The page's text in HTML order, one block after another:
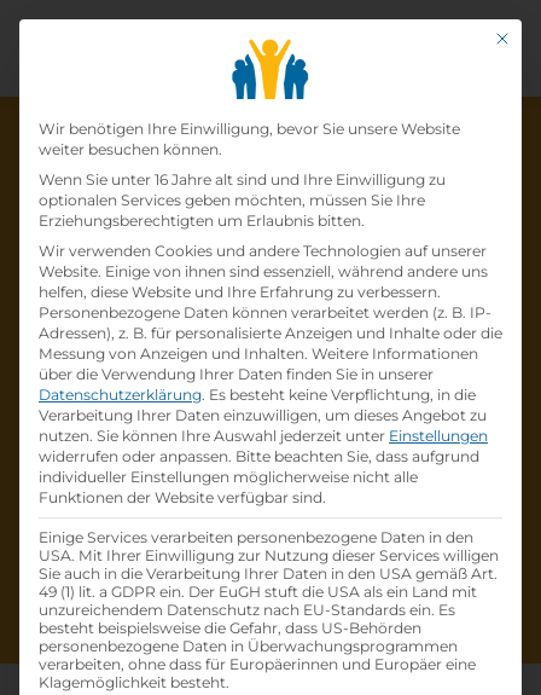
Die Lehrstelle wurde schon
besetzt!
Die LehrstelleLehre zum:zur
Einzelhandelskaufmann:Einzelhandelskauffr
au Schwerpunkt Feinkostfachverkaufbei
BILLA AGist schonbesetzt.
Firmenprofil besuchen
Andere Lehrstelle suchen
Mit
Datenschutz-
Wir benötigen Ihre Einwilligung, bevor Sie unsere Website
weiter besuchen können.
Wenn Sie unter 16 Jahre alt sind und Ihre Einwilligung zu
optionalen Services geben möchten, müssen Sie Ihre
Erziehungsberechtigten um Erlaubnis bitten.
Wir verwenden Cookies und andere Technologien auf unserer
Website. Einige von ihnen sind essenziell, während andere uns
helfen, diese Website und Ihre Erfahrung zu verbessern.
Personenbezogene Daten können verarbeitet werden (z. B. IP-
Adressen), z. B. für personalisierte Anzeigen und Inhalte oder die
Messung von Anzeigen und Inhalten. Weitere Informationen
über die Verwendung Ihrer Daten finden Sie in unserer
Datenschutzerklärung. Es besteht keine Verpflichtung, in die
Verarbeitung Ihrer Daten einzuwilligen, um dieses Angebot zu
nutzen. Sie können Ihre Auswahl jederzeit unter Einstellungen
widerrufen oder anpassen. Bitte beachten Sie, dass aufgrund
individueller Einstellungen möglicherweise nicht alle
Funktionen der Website verfügbar sind.
Einige Services verarbeiten personenbezogene Daten in den
USA. Mit Ihrer Einwilligung zur Nutzung dieser Services willigen
Sie auch in die Verarbeitung Ihrer Daten in den USA gemäß Art.
49 (1) lit. a GDPR ein. Der EuGH stuft die USA als ein Land mit
unzureichendem Datenschutz nach EU-Standards ein. Es
besteht beispielsweise die Gefahr, dass US-Behörden
personenbezogene Daten in Überwachungsprogrammen
verarbeiten, ohne dass für Europäerinnen und Europäer eine
Klagemöglichkeit besteht.